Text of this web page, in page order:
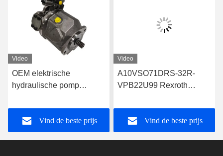
Video
OEM elektrische
hydraulische pomp
30R-PPA12G30
Vind de beste prijs
Video
A10VSO71DRS-32R-
VPB22U99 Rexroth
Robuust ontwerp
Vind de beste prijs